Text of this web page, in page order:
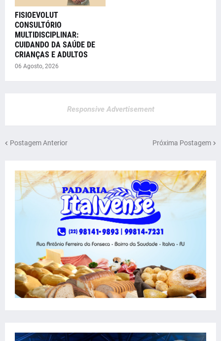
FISIOEVOLUT
CONSULTÓRIO
MULTIDISCIPLINAR:
CUIDANDO DA SAÚDE DE
CRIANÇAS E ADULTOS
06 Agosto, 2026
Responsive Advertisement
Postagem Anterior Próxima Postagem